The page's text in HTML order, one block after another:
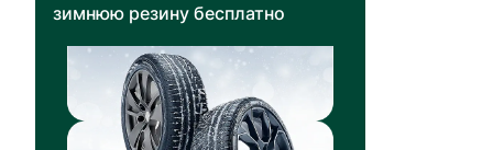
зимнюю резину бесплатно